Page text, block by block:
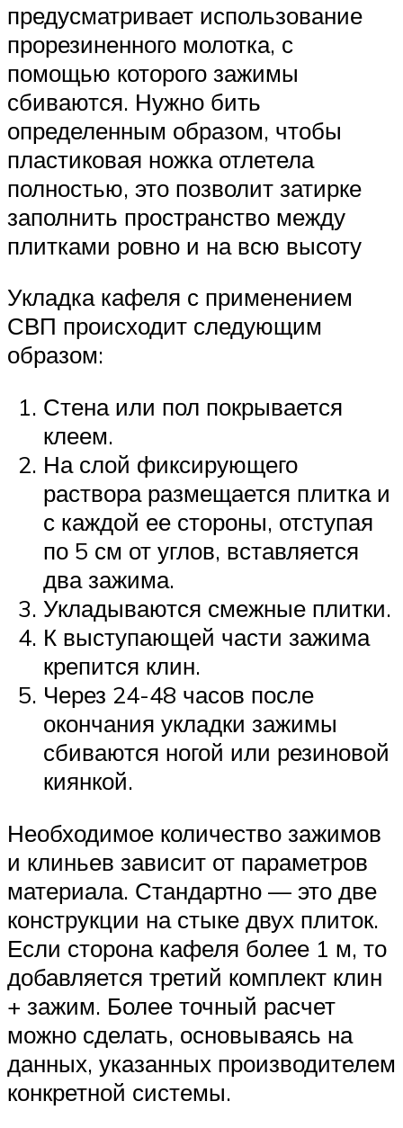
предусматривает использование
прорезиненного молотка, с
помощью которого зажимы
сбиваются. Нужно бить
определенным образом, чтобы
пластиковая ножка отлетела
полностью, это позволит затирке
заполнить пространство между
плитками ровно и на всю высоту
Укладка кафеля с применением
СВП происходит следующим
образом:
Стена или пол покрывается
клеем.
На слой фиксирующего
раствора размещается плитка и
с каждой ее стороны, отступая
по 5 см от углов, вставляется
два зажима.
Укладываются смежные плитки.
К выступающей части зажима
крепится клин.
Через 24-48 часов после
окончания укладки зажимы
сбиваются ногой или резиновой
киянкой.
Необходимое количество зажимов
и клиньев зависит от параметров
материала. Стандартно — это две
конструкции на стыке двух плиток.
Если сторона кафеля более 1 м, то
добавляется третий комплект клин
+ зажим. Более точный расчет
можно сделать, основываясь на
данных, указанных производителем
конкретной системы.